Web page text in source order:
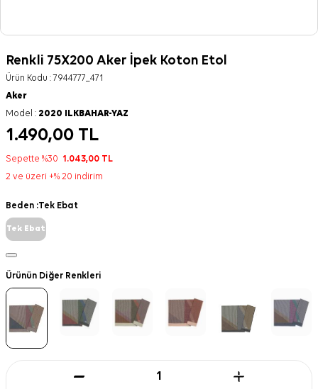
Renkli 75X200 Aker İpek Koton Etol
Ürün Kodu :7944777_471
Aker
Model : 2020 ILKBAHAR-YAZ
1.490,00 TL
Sepette %30 1.043,00 TL
2 ve üzeri +% 20 indirim
Beden :Tek Ebat
Tek Ebat
Ürünün Diğer Renkleri